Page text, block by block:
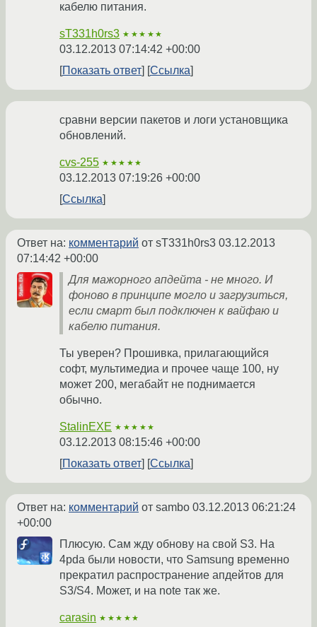
кабелю питания.
sT331h0rs3 ★★★★★
03.12.2013 07:14:42 +00:00
Показать ответ
Ссылка
сравни версии пакетов и логи установщика
обновлений.
cvs-255 ★★★★★
03.12.2013 07:19:26 +00:00
Ссылка
Ответ на: комментарий от sT331h0rs3 03.12.2013
07:14:42 +00:00
Для мажорного апдейта - не много. И
фоново в принципе могло и загрузиться,
если смарт был подключен к вайфаю и
кабелю питания.
Ты уверен? Прошивка, прилагающийся
софт, мультимедиа и прочее чаще 100, ну
может 200, мегабайт не поднимается
обычно.
StalinEXE ★★★★★
03.12.2013 08:15:46 +00:00
Показать ответ
Ссылка
Ответ на: комментарий от sambo 03.12.2013 06:21:24
+00:00
Плюсую. Сам жду обнову на свой S3. На
4pda были новости, что Samsung временно
прекратил распространение апдейтов для
S3/S4. Может, и на note так же.
carasin ★★★★★